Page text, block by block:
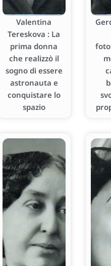
Valentina
Tereskova : La
prima donna
che realizzò il
sogno di essere
astronauta e
conquistare lo
spazio